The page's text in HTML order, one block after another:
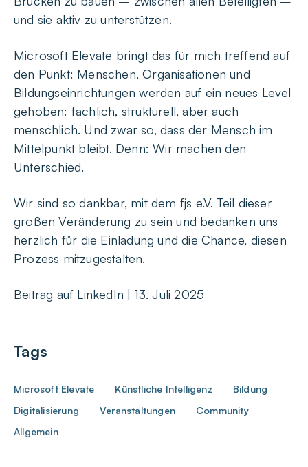
und sie aktiv zu unterstützen.
Microsoft Elevate bringt das für mich treffend auf
den Punkt: Menschen, Organisationen und
Bildungseinrichtungen werden auf ein neues Level
gehoben: fachlich, strukturell, aber auch
menschlich. Und zwar so, dass der Mensch im
Mittelpunkt bleibt. Denn: Wir machen den
Unterschied.
Wir sind so dankbar, mit dem fjs e.V. Teil dieser
großen Veränderung zu sein und bedanken uns
herzlich für die Einladung und die Chance, diesen
Prozess mitzugestalten.
Beitrag auf LinkedIn | 13. Juli 2025
Tags
Microsoft Elevate Künstliche Intelligenz
Bildung
Digitalisierung
Veranstaltungen
Community
Allgemein